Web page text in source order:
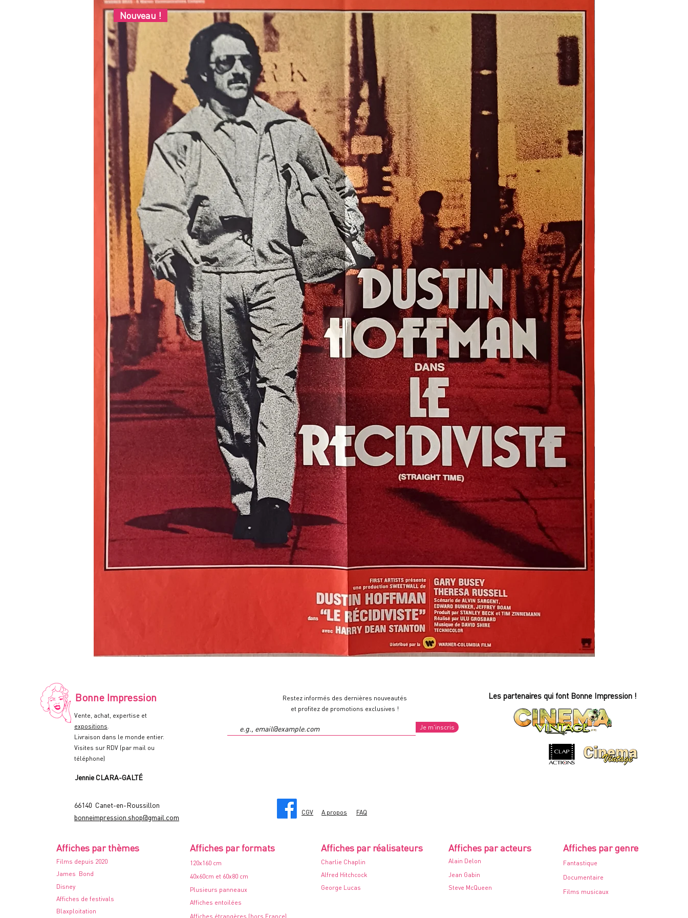
Nouveau !
60x80cm.
Affiche
de
-
60x80cm.
-
1968
Bonne Impression
Vente, achat, expertise et
expositions
Livraison dans le monde entier.
Visites sur RDV (par mail ou
téléphone)
Jennie CLARA-GALTÉ
Restez informés des dernières nouveautés
et profitez de promotions exclusives !
Je m'inscris
Les partenaires qui font Bonne Impression !
66140 Canet-en-Roussillon
bonneimpression.shop@gmail.com
CGV A propos FAQ
Affiches par thèmes
Films depuis 2020
James Bond
Disney
Affiches de festivals
Blaxploitation
Affiches par formats
120x160 cm
40x60cm et 60x80 cm
Plusieurs panneaux
Affiches entoilées
Affiches étrangères (hors France)
Affiches par réalisateurs
Charlie Chaplin
Alfred Hitchcock
George Lucas
Affiches par acteurs
Alain Delon
Jean Gabin
Steve McQueen
Affiches par genre
Fantastique
Documentaire
Films musicaux